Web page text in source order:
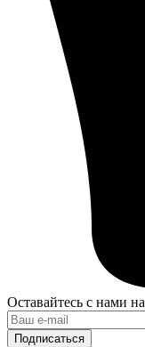
Оставайтесь с нами
Подписаться